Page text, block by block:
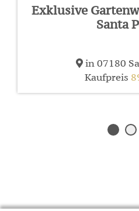
Exklusive
Santa
in 07180
Kaufpreis